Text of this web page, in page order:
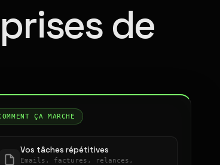
de
ÇA MARCHE
Vos tâches répétitives
Emails, factures, relances,